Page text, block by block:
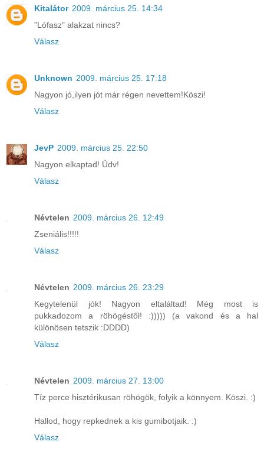
Kitalátor 2009. március 25. 14:34
"Lófasz" alakzat nincs?
Válasz
Unknown 2009. március 25. 17:18
Nagyon jó,ilyen jót már régen nevettem!Köszi!
Válasz
JevP 2009. március 25. 22:50
Nagyon elkaptad! Üdv!
Válasz
Névtelen 2009. március 26. 12:49
Zseniális!!!!!
Válasz
Névtelen 2009. március 26. 23:29
Kegytelenül jók! Nagyon eltaláltad! Még most is
pukkadozom a röhögéstől! :))))) (a vakond és a hal
különösen tetszik :DDDD)
Válasz
Névtelen 2009. március 27. 13:00
Tíz perce hisztérikusan röhögök, folyik a könnyem. Köszi. :)
Hallod, hogy repkednek a kis gumibotjaik. :)
Válasz